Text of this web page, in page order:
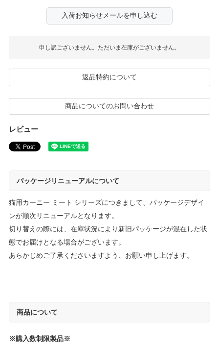
入荷お知らせメールを申し込む
申し訳ございません。ただいま在庫がございません。
返品特約について
商品についてのお問い合わせ
レビュー
パッケージリニューアルについて
猫用カーニー ミート シリーズにつきまして、パッケージデザイ
ンが順次リニューアルとなります。
切り替えの際には、在庫状況により新旧パッケージが混在した状
態でお届けとなる場合がございます。
あらかじめご了承くださいますよう、お願い申し上げます。
商品について
※購入数制限製品※